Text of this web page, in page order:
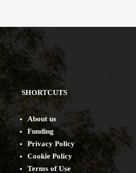
SHORTCUTS
About us
Funding
Privacy Policy
Cookie Policy
Terms of Use